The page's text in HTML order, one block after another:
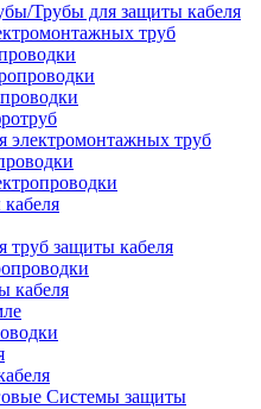
Трубы для защиты кабеля
труб
электромонтажных труб
труб защиты кабеля
кабеля
Системы защиты